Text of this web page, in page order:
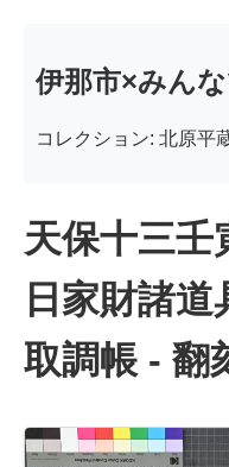
伊那市×みん
コレクション: 北原平
天保十三壬
日家財諸
取調帳 - 翻